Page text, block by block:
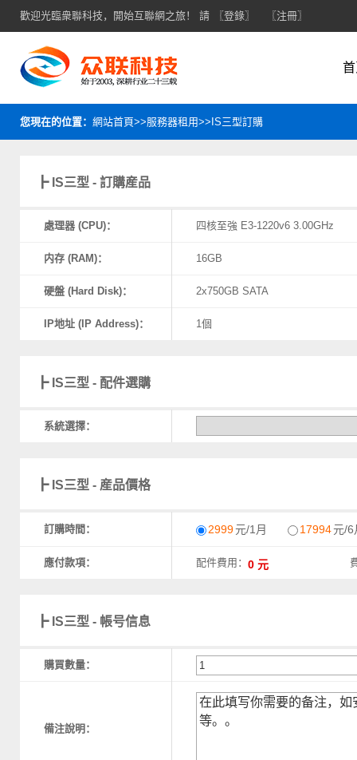
歡迎光臨衆聯科技，開始互聯網之旅！ 請 〖登錄〗 〖注冊〗
您現在的位置： 網站首頁>>服務器租用>>IS三型訂購
┣ IS三型 - 訂購産品
處理器 (CPU)： 四核至強 E3-1220v6 3.00GHz
内存 (RAM)： 16GB
硬盤 (Hard Disk)： 2x750GB SATA
IP地址 (IP Address)： 1個
┣ IS三型 - 配件選購
系統選擇：
┣ IS三型 - 産品價格
訂購時間： 2999元/1月 17994元/6
應付款項： 配件費用：
┣ IS三型 - 帳号信息
購買數量：
備注說明：